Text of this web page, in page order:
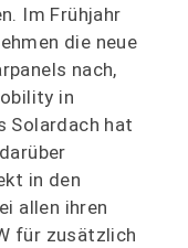
Im Frühjahr
die neue
nach,
in
Solardach hat
in den
allen ihren
für zusätzlich